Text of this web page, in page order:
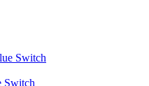
Switch